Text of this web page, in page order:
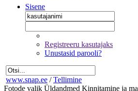
Sisene
Registreeru kasutajaks
Unustasid parooli?
www.snap.ee / Tellimine
Fotode valik Üldandmed Kinnitamine ja